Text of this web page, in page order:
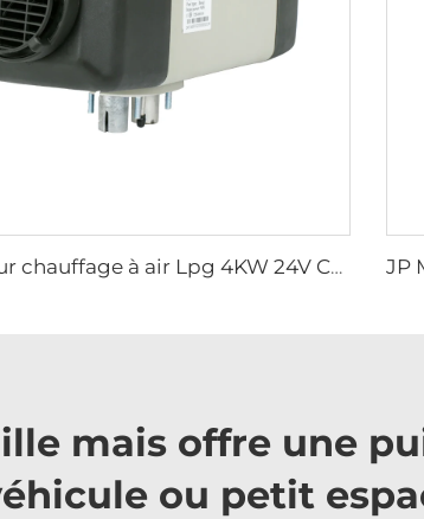
JP Meilleur chauffage à air Lpg 4KW 24V Chauffage de stationnement pour camping-car, bateau et voiture
mais offre une
ou petit